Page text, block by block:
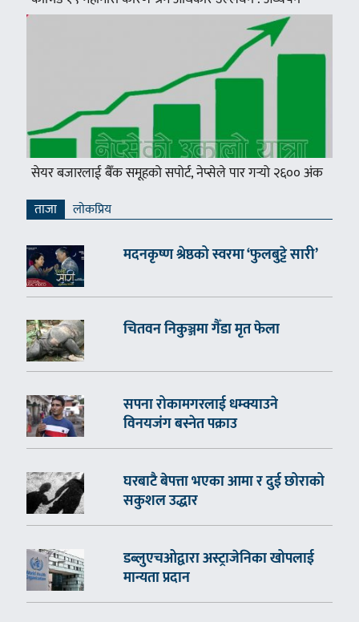
सेयर बजारलाई बैँक समूहको सपोर्ट, नेप्सेले पार गर्‍यो २६०० अंक
ताजा लाेकप्रिय
मदनकृष्ण श्रेष्ठको स्वरमा ‘फुलबुट्टे सारी’
चितवन निकुञ्जमा गैँडा मृत फेला
सपना रोकामगरलाई धम्क्याउने
विनयजंग बस्नेत पक्राउ
घरबाटै बेपत्ता भएका आमा र दुई छोराको
सकुशल उद्धार
डब्लुएचओद्वारा अस्ट्राजेनिका खोपलाई
मान्यता प्रदान